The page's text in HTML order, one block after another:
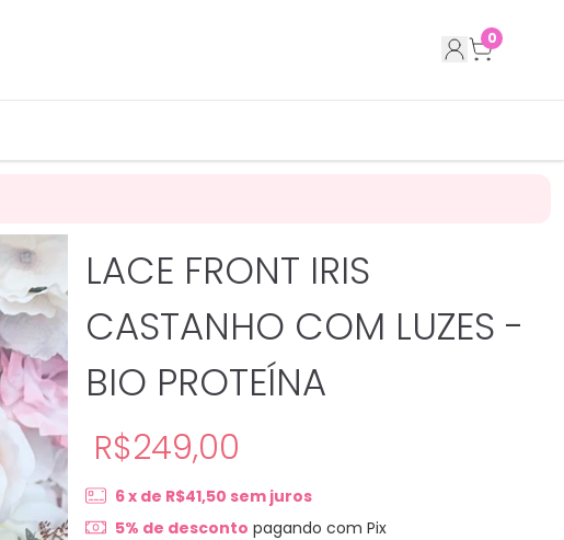
0
LACE FRONT IRIS
CASTANHO COM LUZES -
BIO PROTEÍNA
R$249,00
6x de R$41,50 sem juros
5% de desconto pagando com Pix